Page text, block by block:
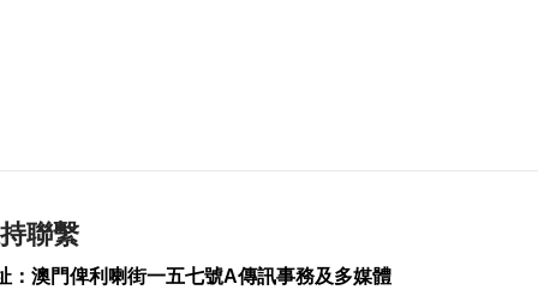
明恢復運作
聯繫
：澳門俾利喇街一五七號A傳訊事務及多媒體